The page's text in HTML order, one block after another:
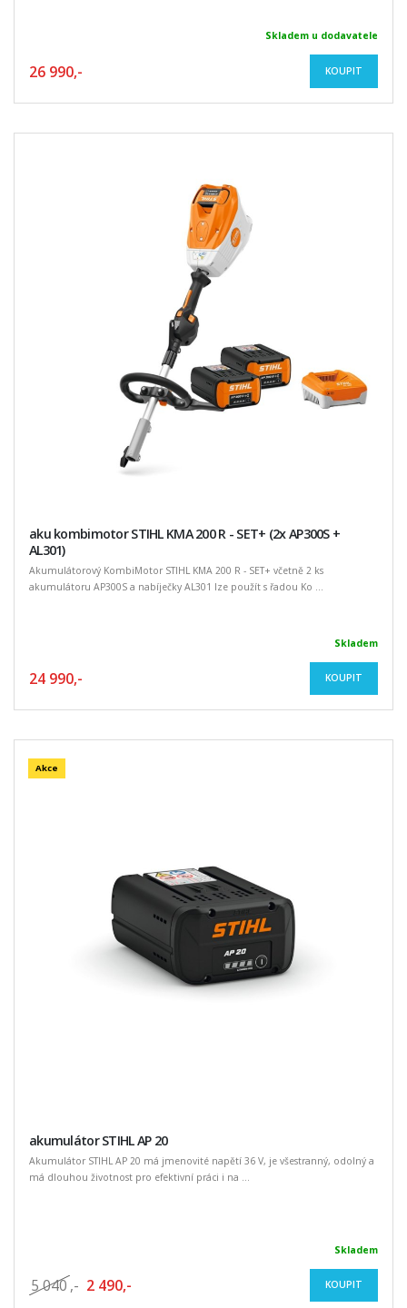
Skladem u dodavatele
26 990,- KOUPIT
aku kombimotor STIHL KMA 200 R - SET+ (2x AP300S +
AL301)
Akumulátorový KombiMotor STIHL KMA 200 R - SET+ včetně 2 ks
akumulátoru AP300S a nabíječky AL301 lze použít s řadou Ko ...
Skladem
24 990,- KOUPIT
Akce
akumulátor STIHL AP 20
Akumulátor STIHL AP 20 má jmenovité napětí 36 V, je všestranný, odolný a
má dlouhou životnost pro efektivní práci i na ...
Skladem
5 040 ,- 2 490,- KOUPIT